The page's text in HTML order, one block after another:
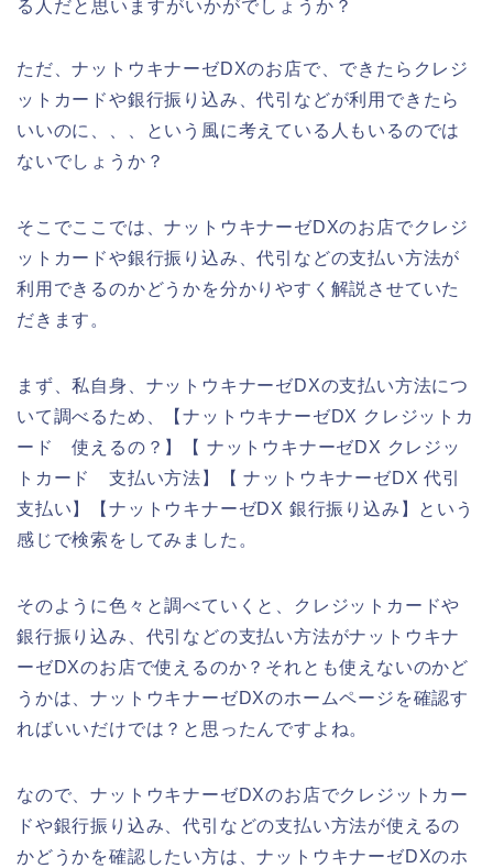
る人だと思いますがいかがでしょうか？
ただ、ナットウキナーゼDXのお店で、できたらクレジ
ットカードや銀行振り込み、代引などが利用できたら
いいのに、、、という風に考えている人もいるのでは
ないでしょうか？
そこでここでは、ナットウキナーゼDXのお店でクレジ
ットカードや銀行振り込み、代引などの支払い方法が
利用できるのかどうかを分かりやすく解説させていた
だきます。
まず、私自身、ナットウキナーゼDXの支払い方法につ
いて調べるため、【ナットウキナーゼDX クレジットカ
ード 使えるの？】【 ナットウキナーゼDX クレジッ
トカード 支払い方法】【 ナットウキナーゼDX 代引
支払い】【ナットウキナーゼDX 銀行振り込み】という
感じで検索をしてみました。
そのように色々と調べていくと、クレジットカードや
銀行振り込み、代引などの支払い方法がナットウキナ
ーゼDXのお店で使えるのか？それとも使えないのかど
うかは、ナットウキナーゼDXのホームページを確認す
ればいいだけでは？と思ったんですよね。
なので、ナットウキナーゼDXのお店でクレジットカー
ドや銀行振り込み、代引などの支払い方法が使えるの
かどうかを確認したい方は、ナットウキナーゼDXのホ